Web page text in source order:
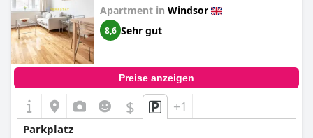
WINDSOR & FREE PARKING! - By
Tempstay)
Apartment in Windsor
8,6 Sehr gut
Preise anzeigen
$ +1
Parkplatz